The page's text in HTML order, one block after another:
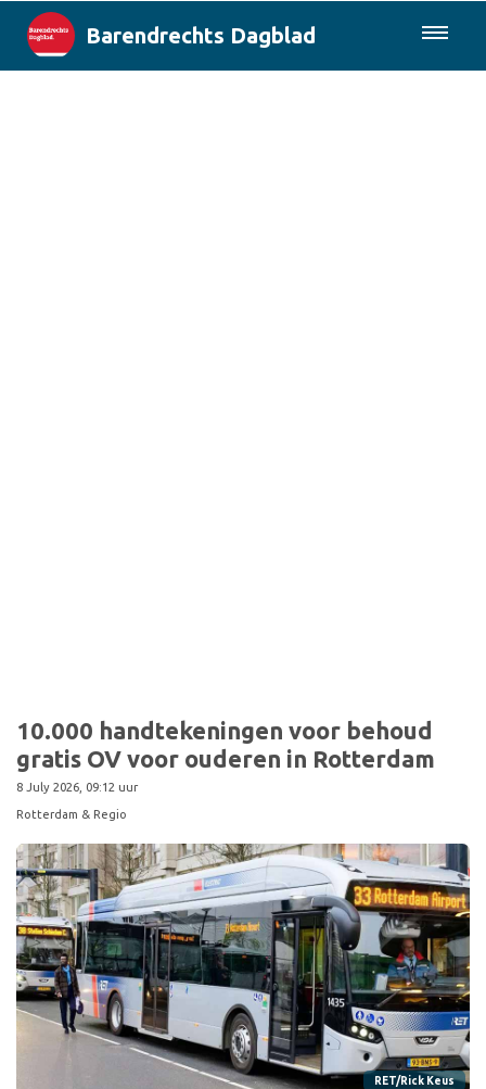
Barendrechts Dagblad
10.000 handtekeningen voor behoud
gratis OV voor ouderen in Rotterdam
8 July 2026, 09:12 uur
Rotterdam & Regio
RET/Rick Keus